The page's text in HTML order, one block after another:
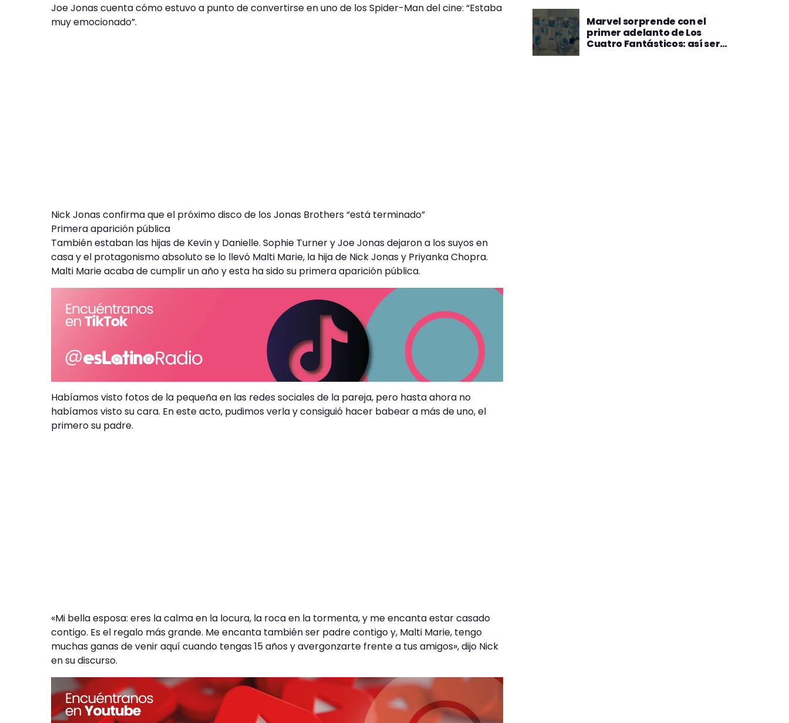
Joe Jonas cuenta cómo estuvo a punto de convertirse en uno de los Spider-Man del cine: “Estaba
muy emocionado”.
Nick Jonas confirma que el próximo disco de los Jonas Brothers “está terminado”
Primera aparición pública
También estaban las hijas de Kevin y Danielle. Sophie Turner y Joe Jonas dejaron a los suyos en
casa y el protagonismo absoluto se lo llevó Malti Marie, la hija de Nick Jonas y Priyanka Chopra.
Malti Marie acaba de cumplir un año y esta ha sido su primera aparición pública.
Habíamos visto fotos de la pequeña en las redes sociales de la pareja, pero hasta ahora no
habíamos visto su cara. En este acto, pudimos verla y consiguió hacer babear a más de uno, el
primero su padre.
«Mi bella esposa: eres la calma en la locura, la roca en la tormenta, y me encanta estar casado
contigo. Es el regalo más grande. Me encanta también ser padre contigo y, Malti Marie, tengo
muchas ganas de venir aquí cuando tengas 15 años y avergonzarte frente a tus amigos», dijo Nick
en su discurso.
Marvel sorprende con el
primer adelanto de Los
Cuatro Fantásticos: así será